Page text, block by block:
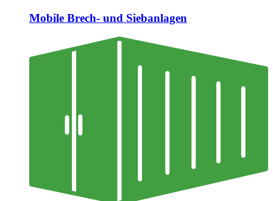
Mobile Brech- und Siebanlagen